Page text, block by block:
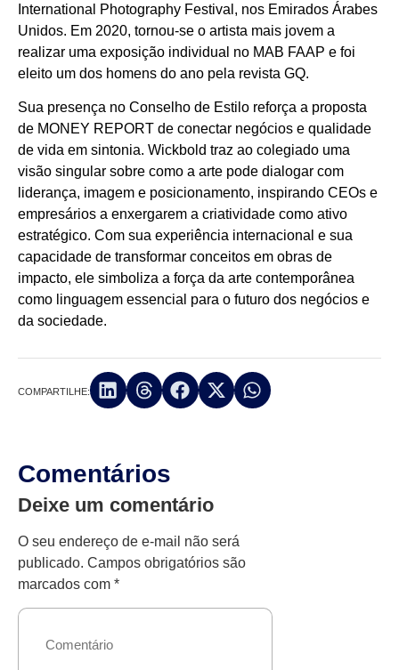
International Photography Festival, nos Emirados Árabes
Unidos. Em 2020, tornou-se o artista mais jovem a
realizar uma exposição individual no MAB FAAP e foi
eleito um dos homens do ano pela revista GQ.
Sua presença no Conselho de Estilo reforça a proposta
de MONEY REPORT de conectar negócios e qualidade
de vida em sintonia. Wickbold traz ao colegiado uma
visão singular sobre como a arte pode dialogar com
liderança, imagem e posicionamento, inspirando CEOs e
empresários a enxergarem a criatividade como ativo
estratégico. Com sua experiência internacional e sua
capacidade de transformar conceitos em obras de
impacto, ele simboliza a força da arte contemporânea
como linguagem essencial para o futuro dos negócios e
da sociedade.
COMPARTILHE:
Comentários
Deixe um comentário
O seu endereço de e-mail não será
publicado. Campos obrigatórios são
marcados com *